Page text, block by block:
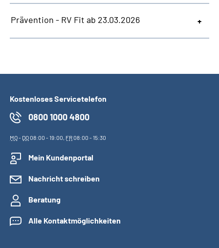
Prävention - RV Fit ab 23.03.2026
Kostenloses Servicetelefon
0800 1000 4800
MO- DO08:00 - 19:00, FR08:00 - 15:30
Mein Kundenportal
Nachricht schreiben
Beratung
Alle Kontaktmöglichkeiten